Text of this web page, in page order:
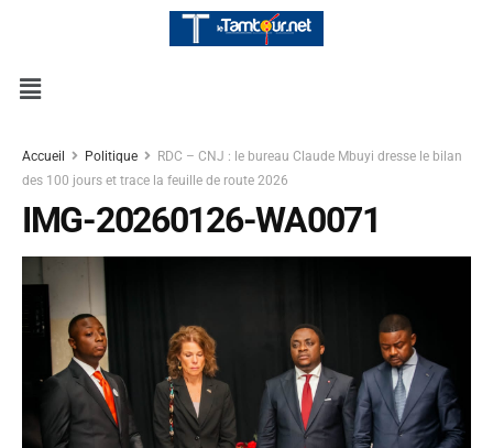
Accueil Politique
RDC – CNJ : le bureau Claude Mbuyi dresse le bilan
des 100 jours et trace la feuille de route 2026
IMG-20260126-WA0071